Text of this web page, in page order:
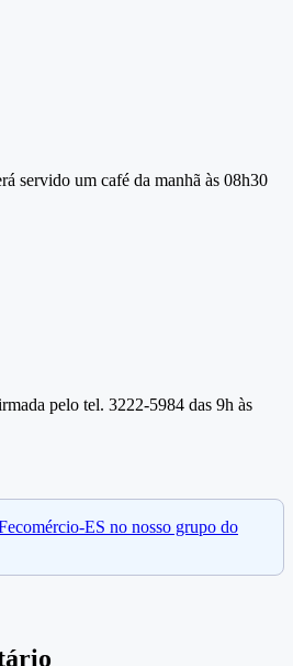
servido um café da manhã às 08h30
pelo tel. 3222-5984 das 9h às
ES no nosso grupo do